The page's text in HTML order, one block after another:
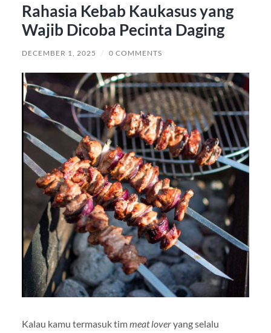
Rahasia Kebab Kaukasus yang
Wajib Dicoba Pecinta Daging
DECEMBER 1, 2025 / 0 COMMENTS
Kalau kamu termasuk tim meat loveryang selalu